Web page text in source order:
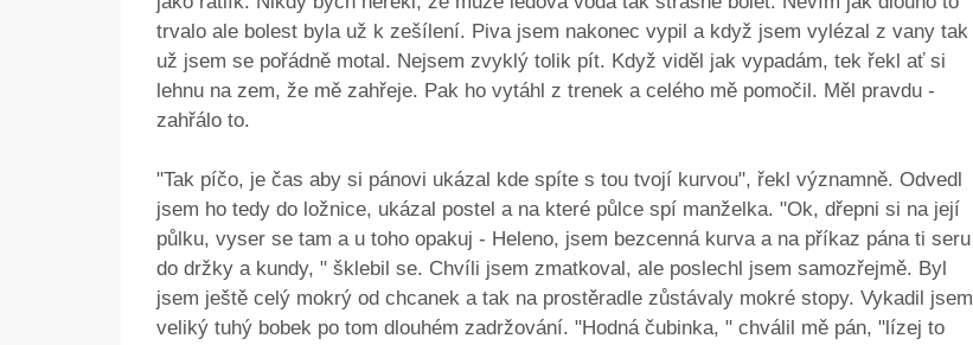
trvalo ale bolest byla už k zešílení. Piva jsem nakonec vypil a když jsem vylézal z vany tak
už jsem se pořádně motal. Nejsem zvyklý tolik pít. Když viděl jak vypadám, tek řekl ať si
lehnu na zem, že mě zahřeje. Pak ho vytáhl z trenek a celého mě pomočil. Měl pravdu -
zahřálo to.
"Tak píčo, je čas aby si pánovi ukázal kde spíte s tou tvojí kurvou", řekl významně. Odvedl
jsem ho tedy do ložnice, ukázal postel a na které půlce spí manželka. "Ok, dřepni si na její
půlku, vyser se tam a u toho opakuj - Heleno, jsem bezcenná kurva a na příkaz pána ti seru
do držky a kundy, " šklebil se. Chvíli jsem zmatkoval, ale poslechl jsem samozřejmě. Byl
jsem ještě celý mokrý od chcanek a tak na prostěradle zůstávaly mokré stopy. Vykadil jsem
veliký tuhý bobek po tom dlouhém zadržování. "Hodná čubinka, " chválil mě pán, "lízej to